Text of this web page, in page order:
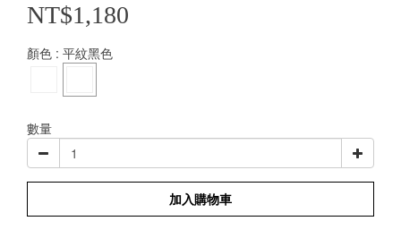
NT$1,180
顏色 : 平紋黑色
數量
加入購物車